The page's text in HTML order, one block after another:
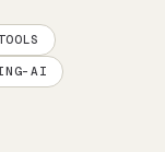
AI